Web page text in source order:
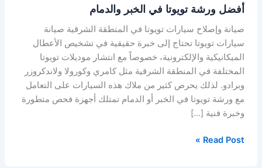
أفضل ورشة تويوتا في الخبر والدمام
صيانة وإصلاح سيارات تويوتا في المنطقة الشرقية صيانة
سيارات تويوتا تحتاج إلى خبرة حقيقية في تشخيص الأعطال
الميكانيكية والإلكترونية، خصوصاً مع انتشار موديلات تويوتا
المختلفة في المنطقة الشرقية مثل كامري وكورولا ولاندكروزر
وبرادو. لذلك يحرص كثير من ملاك هذه السيارات على التعامل
مع ورشة تويوتا في الخبر أو الدمام تمتلك أجهزة فحص متطورة
وخبرة فنية […]
Read Post »